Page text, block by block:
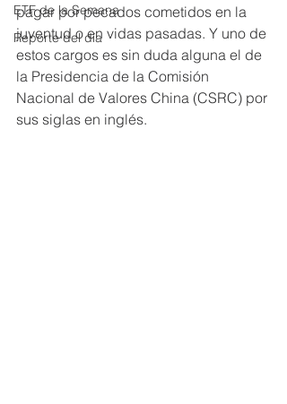
ETF de la Semana
Reporte del día
pagar por pecados cometidos en la
juventud o en vidas pasadas. Y uno de
estos cargos es sin duda alguna el de
la Presidencia de la Comisión
Nacional de Valores China (CSRC) por
sus siglas en inglés.